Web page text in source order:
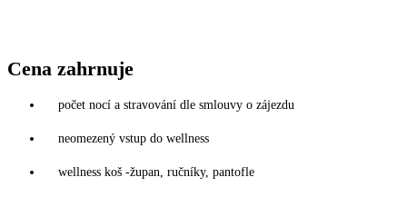
Cena zahrnuje
počet nocí a stravování dle smlouvy o zájezdu
neomezený vstup do wellness
wellness koš -župan, ručníky, pantofle